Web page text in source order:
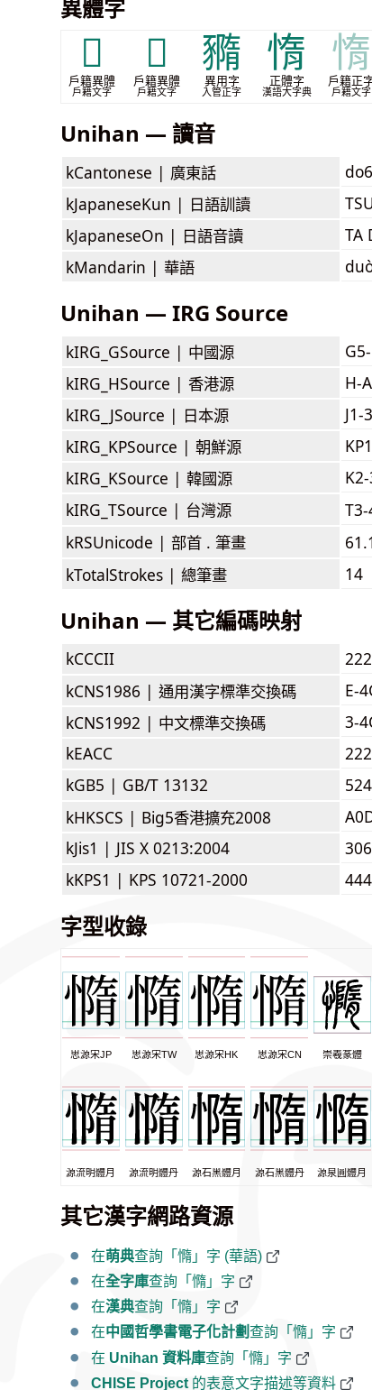
異體字
𡡙
戶籍異體
戶籍文字
𢢠
戶籍異體
戶籍文字
䝐
異用字
入管正字
惰
正體字
漢語大字典
惰
戶籍正
戶籍文字
Unihan — 讀音
kCantonese | 廣東話
do6
kJapaneseKun | 日語訓讀
kJapaneseOn | 日語音讀
TA
kMandarin | 華語
Unihan — IRG Source
kIRG_GSource | 中國源
kIRG_HSource | 香港源
H-
kIRG_JSource | 日本源
J1-
kIRG_KPSource | 朝鮮源
kIRG_KSource | 韓國源
kIRG_TSource | 台灣源
kRSUnicode | 部首 . 筆畫
kTotalStrokes | 總筆畫 14
Unihan — 其它編碼映射
kCCCII
kCNS1986 | 通用漢字標準交換碼
E-
kCNS1992 | 中文標準交換碼
3-
kEACC
kGB5 | GB/T 13132
kHKSCS | Big5香港擴充2008
kJis1 | JIS X 0213:2004
kKPS1 | KPS 10721-2000
字型收錄
思源宋JP 思源宋TW 思源宋HK 思源宋CN 崇羲篆體
源流明體月 源流明體丹 源石黑體月 源石黑體丹 源泉圓體月
其它漢字網路資源
在萌典查詢「憜」字 (華語)
在全字庫查詢「憜」字
在漢典查詢「憜」字
在中國哲學書電子化計劃 查詢「憜」字
在 Unihan 資料庫查詢「憜」字
CHISE Project 的表意文字描述等資料